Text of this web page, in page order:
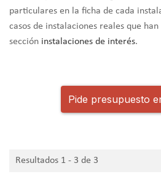
particulares en la ficha de cada
casos de instalaciones reales que
sección instalaciones de interés.
Pide presupuesto
Resultados 1 - 3 de 3